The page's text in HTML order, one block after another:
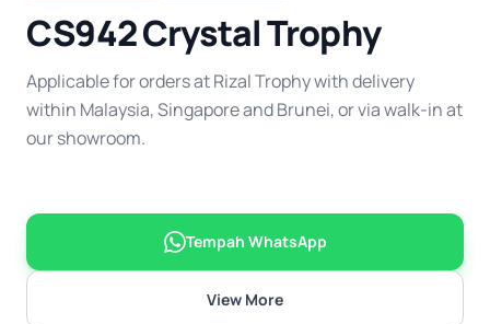
CS942 Crystal Trophy
Applicable for orders at Rizal Trophy with delivery
within Malaysia, Singapore and Brunei, or via walk-in at
our showroom.
Tempah WhatsApp
View More